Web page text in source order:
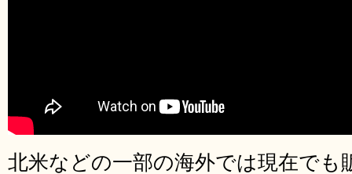
北米などの一部の海外では現在でも